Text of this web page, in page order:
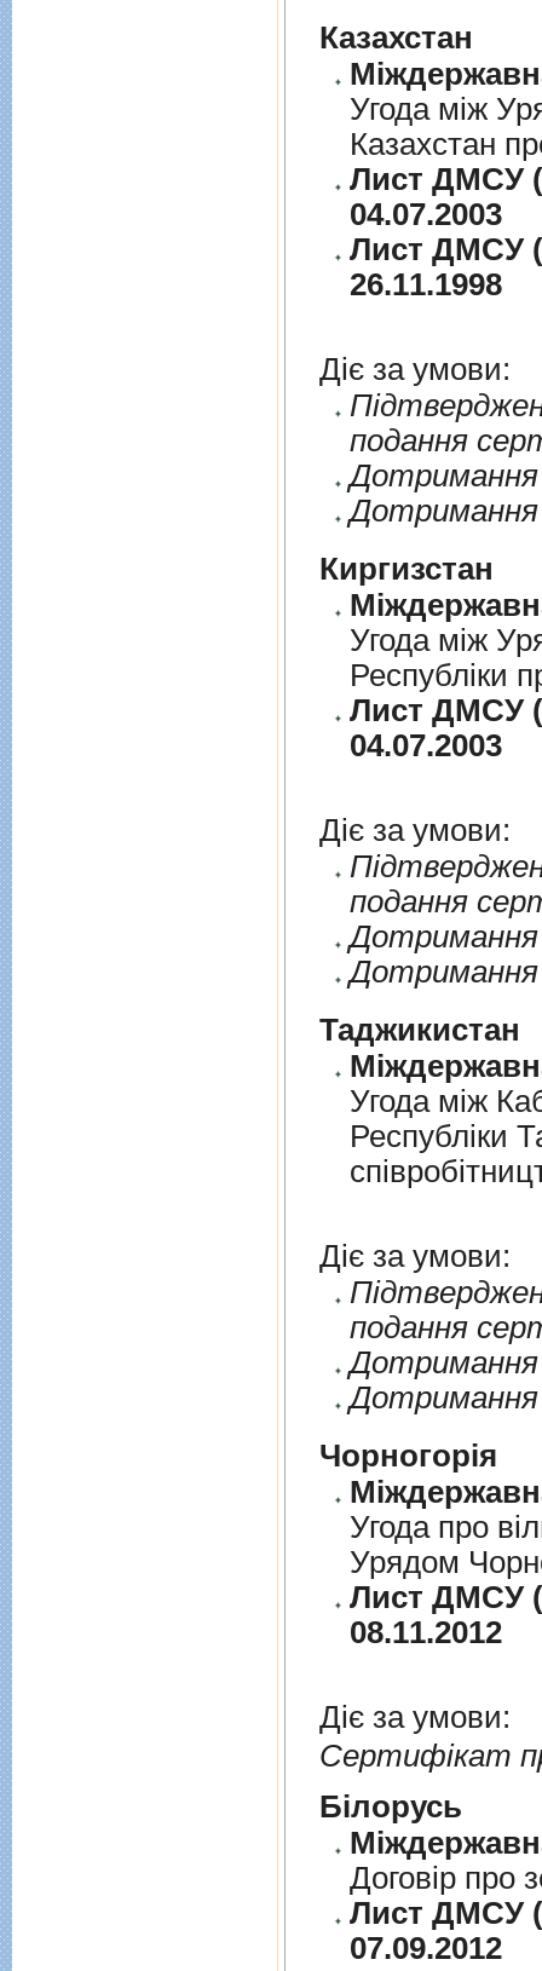
Казахстан
Угода між
Казахстан
Лист ДМСУ
04.07.2003
Лист ДМСУ
26.11.1998
Діє за умови:
подання
Дотримання
Дотримання
Киргизстан
Угода між
Республіки
Лист ДМСУ
04.07.2003
Діє за умови:
подання
Дотримання
Дотримання
Таджикистан
Угода мiж
Республiки
Діє за умови:
подання
Дотримання
Дотримання
Чорногорія
Угода про
Урядом
Лист ДМСУ
08.11.2012
Діє за умови:
Сертифікат
Бiлорусь
Договiр про
Лист ДМСУ
07.09.2012